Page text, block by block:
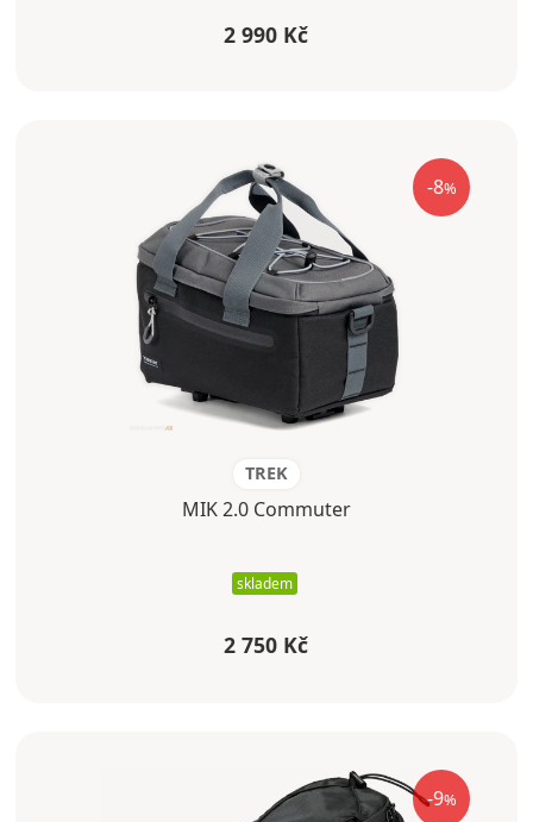
2 990 Kč
-8%
TREK
MIK 2.0 Commuter
skladem
2 750 Kč
-9%